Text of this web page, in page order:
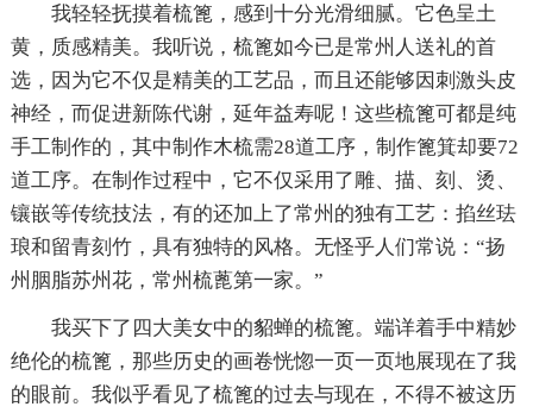
我轻轻抚摸着梳篦，感到十分光滑细腻。它色呈土
黄，质感精美。我听说，梳篦如今已是常州人送礼的首
选，因为它不仅是精美的工艺品，而且还能够因刺激头皮
神经，而促进新陈代谢，延年益寿呢！这些梳篦可都是纯
手工制作的，其中制作木梳需28道工序，制作篦箕却要72
道工序。在制作过程中，它不仅采用了雕、描、刻、烫、
镶嵌等传统技法，有的还加上了常州的独有工艺：掐丝珐
琅和留青刻竹，具有独特的风格。无怪乎人们常说：“扬
州胭脂苏州花，常州梳蓖第一家。”
我买下了四大美女中的貂蝉的梳篦。端详着手中精妙
绝伦的梳篦，那些历史的画卷恍惚一页一页地展现在了我
的眼前。我似乎看见了梳篦的过去与现在，不得不被这历